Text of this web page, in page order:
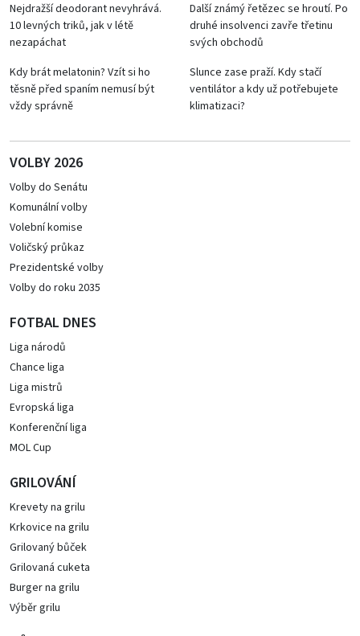
Nejdražší deodorant nevyhrává.
10 levných triků, jak v létě
nezapáchat
Další známý řetězec se hroutí. Po
druhé insolvenci zavře třetinu
svých obchodů
Kdy brát melatonin? Vzít si ho
těsně před spaním nemusí být
vždy správně
Slunce zase praží. Kdy stačí
ventilátor a kdy už potřebujete
klimatizaci?
VOLBY 2026
Volby do Senátu
Komunální volby
Volební komise
Voličský průkaz
Prezidentské volby
Volby do roku 2035
FOTBAL DNES
Liga národů
Chance liga
Liga mistrů
Evropská liga
Konferenční liga
MOL Cup
GRILOVÁNÍ
Krevety na grilu
Krkovice na grilu
Grilovaný bůček
Grilovaná cuketa
Burger na grilu
Výběr grilu